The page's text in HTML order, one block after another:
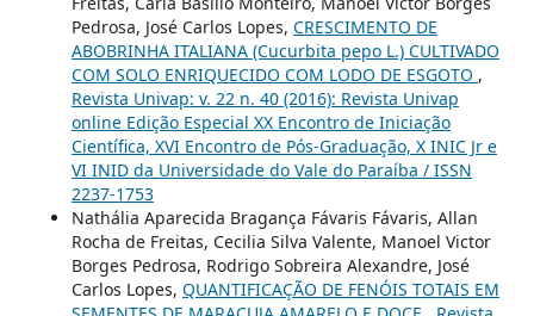
Pedrosa, José Carlos Lopes, CRESCIMENTO DE
ABOBRINHA ITALIANA (Cucurbita pepo L.) CULTIVADO
COM SOLO ENRIQUECIDO COM LODO DE ESGOTO ,
Revista Univap: v. 22 n. 40 (2016): Revista Univap
online Edição Especial XX Encontro de Iniciação
Científica, XVI Encontro de Pós-Graduação, X INIC Jr e
VI INID da Universidade do Vale do Paraíba / ISSN
2237-1753
Nathália Aparecida Bragança Fávaris Fávaris, Allan
Rocha de Freitas, Cecilia Silva Valente, Manoel Victor
Borges Pedrosa, Rodrigo Sobreira Alexandre, José
Carlos Lopes, QUANTIFICAÇÃO DE FENÓIS TOTAIS EM